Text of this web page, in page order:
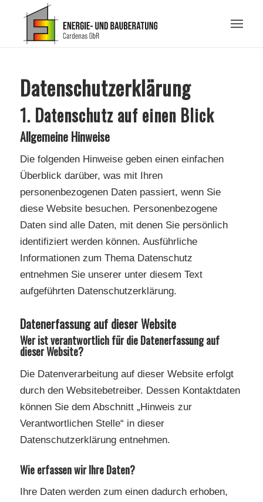
Datenschutzerklärung
1. Datenschutz auf einen Blick
Allgemeine Hinweise
Die folgenden Hinweise geben einen einfachen
Überblick darüber, was mit Ihren
personenbezogenen Daten passiert, wenn Sie
diese Website besuchen. Personenbezogene
Daten sind alle Daten, mit denen Sie persönlich
identifiziert werden können. Ausführliche
Informationen zum Thema Datenschutz
entnehmen Sie unserer unter diesem Text
aufgeführten Datenschutzerklärung.
Datenerfassung auf dieser Website
Wer ist verantwortlich für die Datenerfassung auf
dieser Website?
Die Datenverarbeitung auf dieser Website erfolgt
durch den Websitebetreiber. Dessen Kontaktdaten
können Sie dem Abschnitt „Hinweis zur
Verantwortlichen Stelle“ in dieser
Datenschutzerklärung entnehmen.
Wie erfassen wir Ihre Daten?
Ihre Daten werden zum einen dadurch erhoben,